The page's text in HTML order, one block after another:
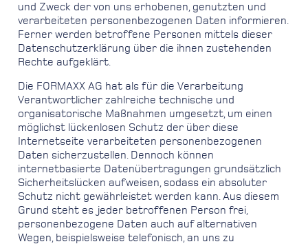
und Zweck der von uns erhobenen, genutzten und
verarbeiteten personenbezogenen Daten informieren.
Ferner werden betroffene Personen mittels dieser
Datenschutzerklärung über die ihnen zustehenden
Rechte aufgeklärt.
Die FORMAXX AG hat als für die Verarbeitung
Verantwortlicher zahlreiche technische und
organisatorische Maßnahmen umgesetzt, um einen
möglichst lückenlosen Schutz der über diese
Internetseite verarbeiteten personenbezogenen
Daten sicherzustellen. Dennoch können
internetbasierte Datenübertragungen grundsätzlich
Sicherheitslücken aufweisen, sodass ein absoluter
Schutz nicht gewährleistet werden kann. Aus diesem
Grund steht es jeder betroffenen Person frei,
personenbezogene Daten auch auf alternativen
Wegen, beispielsweise telefonisch, an uns zu